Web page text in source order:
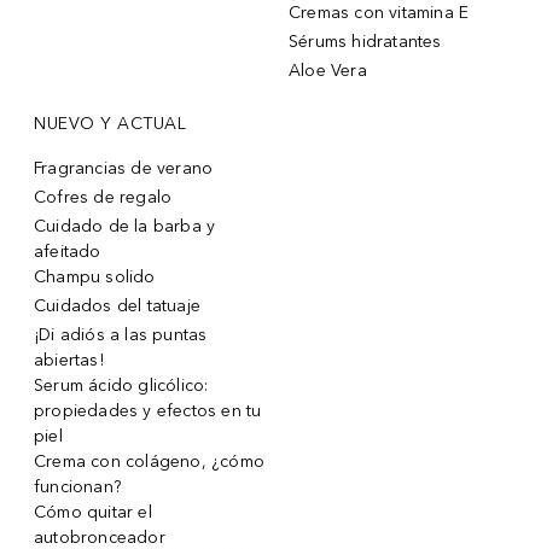
Cremas con vitamina E
Sérums hidratantes
Aloe Vera
NUEVO Y ACTUAL
Fragrancias de verano
Cofres de regalo
Cuidado de la barba y
afeitado
Champu solido
Cuidados del tatuaje
¡Di adiós a las puntas
abiertas!
Serum ácido glicólico:
propiedades y efectos en tu
piel
Crema con colágeno, ¿cómo
funcionan?
Cómo quitar el
autobronceador